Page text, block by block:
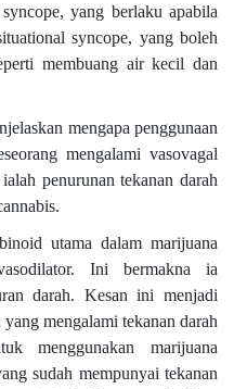
yang berlaku apabila
syncope, yang boleh
membuang air kecil dan
mengapa penggunaan
mengalami vasovagal
penurunan tekanan darah
utama dalam marijuana
Ini bermakna ia
darah. Kesan ini menjadi
mengalami tekanan darah
menggunakan marijuana
sudah mempunyai tekanan